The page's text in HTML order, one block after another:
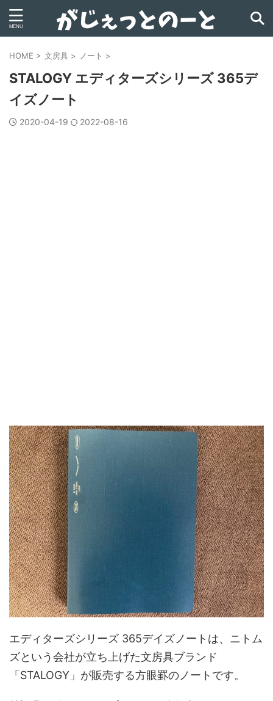
HOME > 文房具 > ノート >
STALOGY エディターズシリーズ 365デ
イズノート
2020-04-19 2022-08-16
エディターズシリーズ 365デイズノートは、ニトム
ズという会社が立ち上げた文房具ブランド
「STALOGY」が販売する方眼罫のノートです。